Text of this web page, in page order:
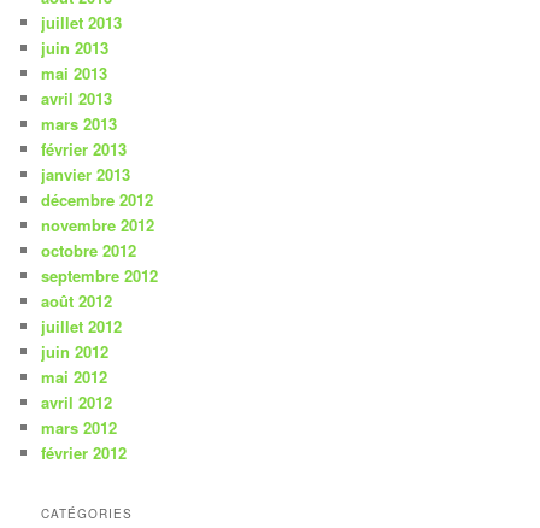
juillet 2013
juin 2013
mai 2013
avril 2013
mars 2013
février 2013
janvier 2013
décembre 2012
novembre 2012
octobre 2012
septembre 2012
août 2012
juillet 2012
juin 2012
mai 2012
avril 2012
mars 2012
février 2012
CATÉGORIES